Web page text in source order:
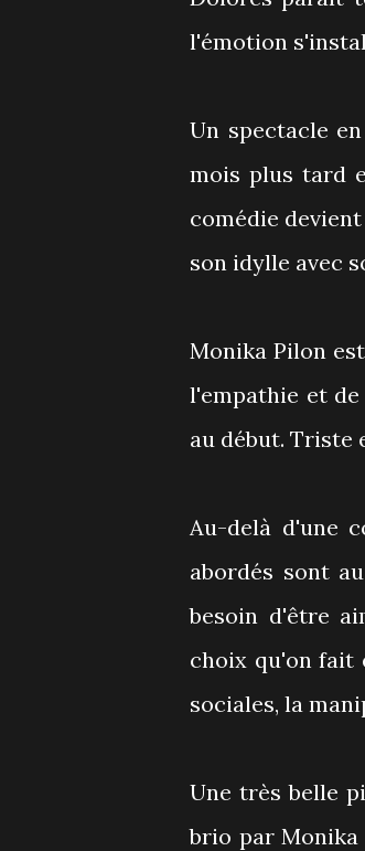
l'émotion
Un spectacle
mois plus tard
comédie
son idylle avec
Monika Pilon
l'empathie et
au début. Triste
Au-delà d'une
abordés sont
besoin d'être
choix qu'on fait
sociales, la
Une très belle
brio par Monika